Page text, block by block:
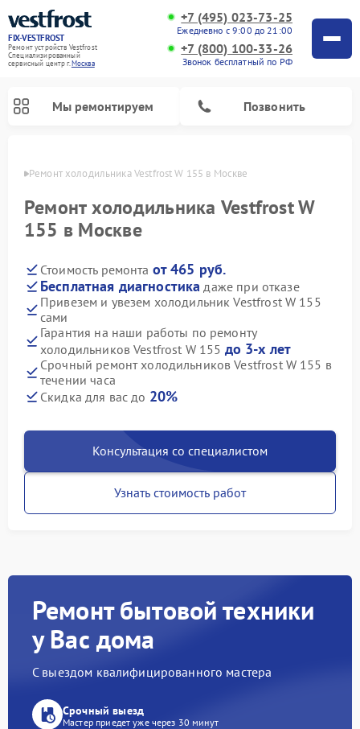
FIX-VESTFROST
Ремонт устройств Vestfrost
Специализированный
cервисный центр г.Москва
+7 (495) 023-73-25
Ежедневно с 9:00 до 21:00
+7 (800) 100-33-26
Звонок бесплатный по РФ
Мы ремонтируем Позвонить
Ремонт холодильника Vestfrost W 155 в Москве
Ремонт холодильника Vestfrost W
155 в Москве
Стоимость ремонта от 465 руб.
Бесплатная диагностика даже при отказе
Привезем и увезем холодильник Vestfrost W 155
сами
Гарантия на наши работы по ремонту
холодильников Vestfrost W 155 до 3-х лет
Срочный ремонт холодильников Vestfrost W 155 в
течении часа
Скидка для вас до 20%
Консультация со специалистом
Узнать стоимость работ
Ремонт бытовой техники
у Вас дома
С выездом квалифицированного мастера
Срочный выезд
Мастер приедет уже через 30 минут